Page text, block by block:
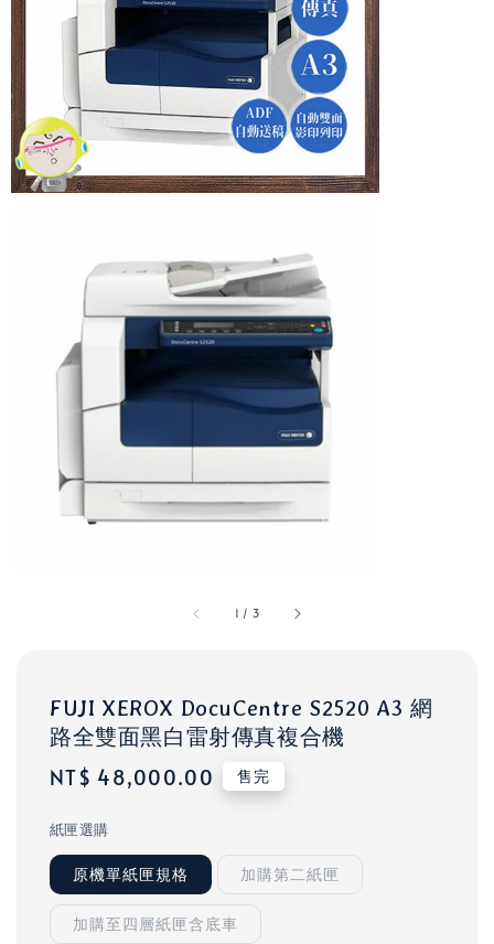
1 / 3
FUJI XEROX DocuCentre S2520 A3 網
路全雙面黑白雷射傳真複合機
Regular
NT$ 48,000.00 售完
紙匣選購
原機單紙匣規格 加購第二紙匣
加購至四層紙匣含底車